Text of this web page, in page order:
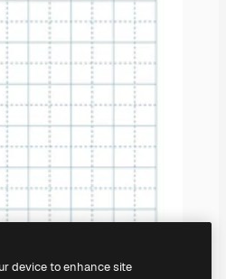
device to enhance site